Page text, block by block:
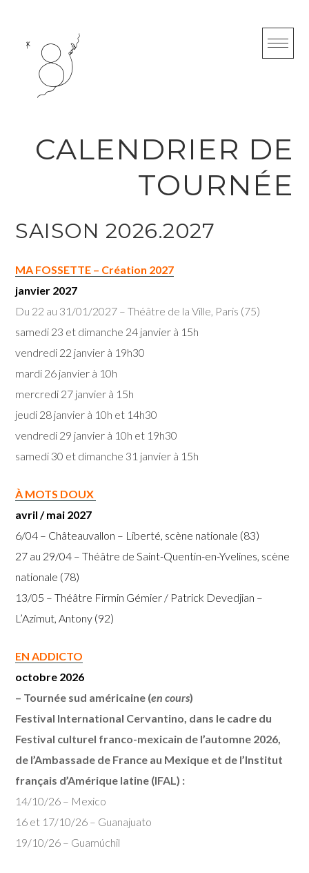
CALENDRIER DE
TOURNÉE
SAISON 2026.2027
MA FOSSETTE – Création 2027
janvier 2027
Du 22 au 31/01/2027 – Théâtre de la Ville, Paris (75)
samedi 23 et dimanche 24 janvier à 15h
vendredi 22 janvier à 19h30
mardi 26 janvier à 10h
mercredi 27 janvier à 15h
jeudi 28 janvier à 10h et 14h30
vendredi 29 janvier à 10h et 19h30
samedi 30 et dimanche 31 janvier à 15h
À MOTS DOUX
avril / mai 2027
6/04 – Châteauvallon – Liberté, scène nationale (83)
27 au 29/04 – Théâtre de Saint-Quentin-en-Yvelines, scène
nationale (78)
13/05 – Théâtre Firmin Gémier / Patrick Devedjian –
L’Azimut, Antony (92)
EN ADDICTO
octobre 2026
– Tournée sud américaine (en cours)
Festival International Cervantino, dans le cadre du
Festival culturel franco-mexicain de l’automne 2026,
de l’Ambassade de France au Mexique et de l’Institut
français d’Amérique latine (IFAL) :
14/10/26 – Mexico
16 et 17/10/26 – Guanajuato
19/10/26 – Guamúchil